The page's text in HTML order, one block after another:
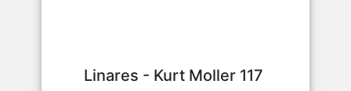
Linares - Kurt Moller 117